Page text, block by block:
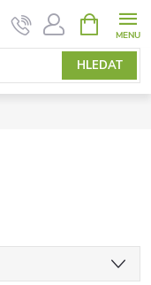
HLEDAT
NÁKUPNÍ
KOŠÍK